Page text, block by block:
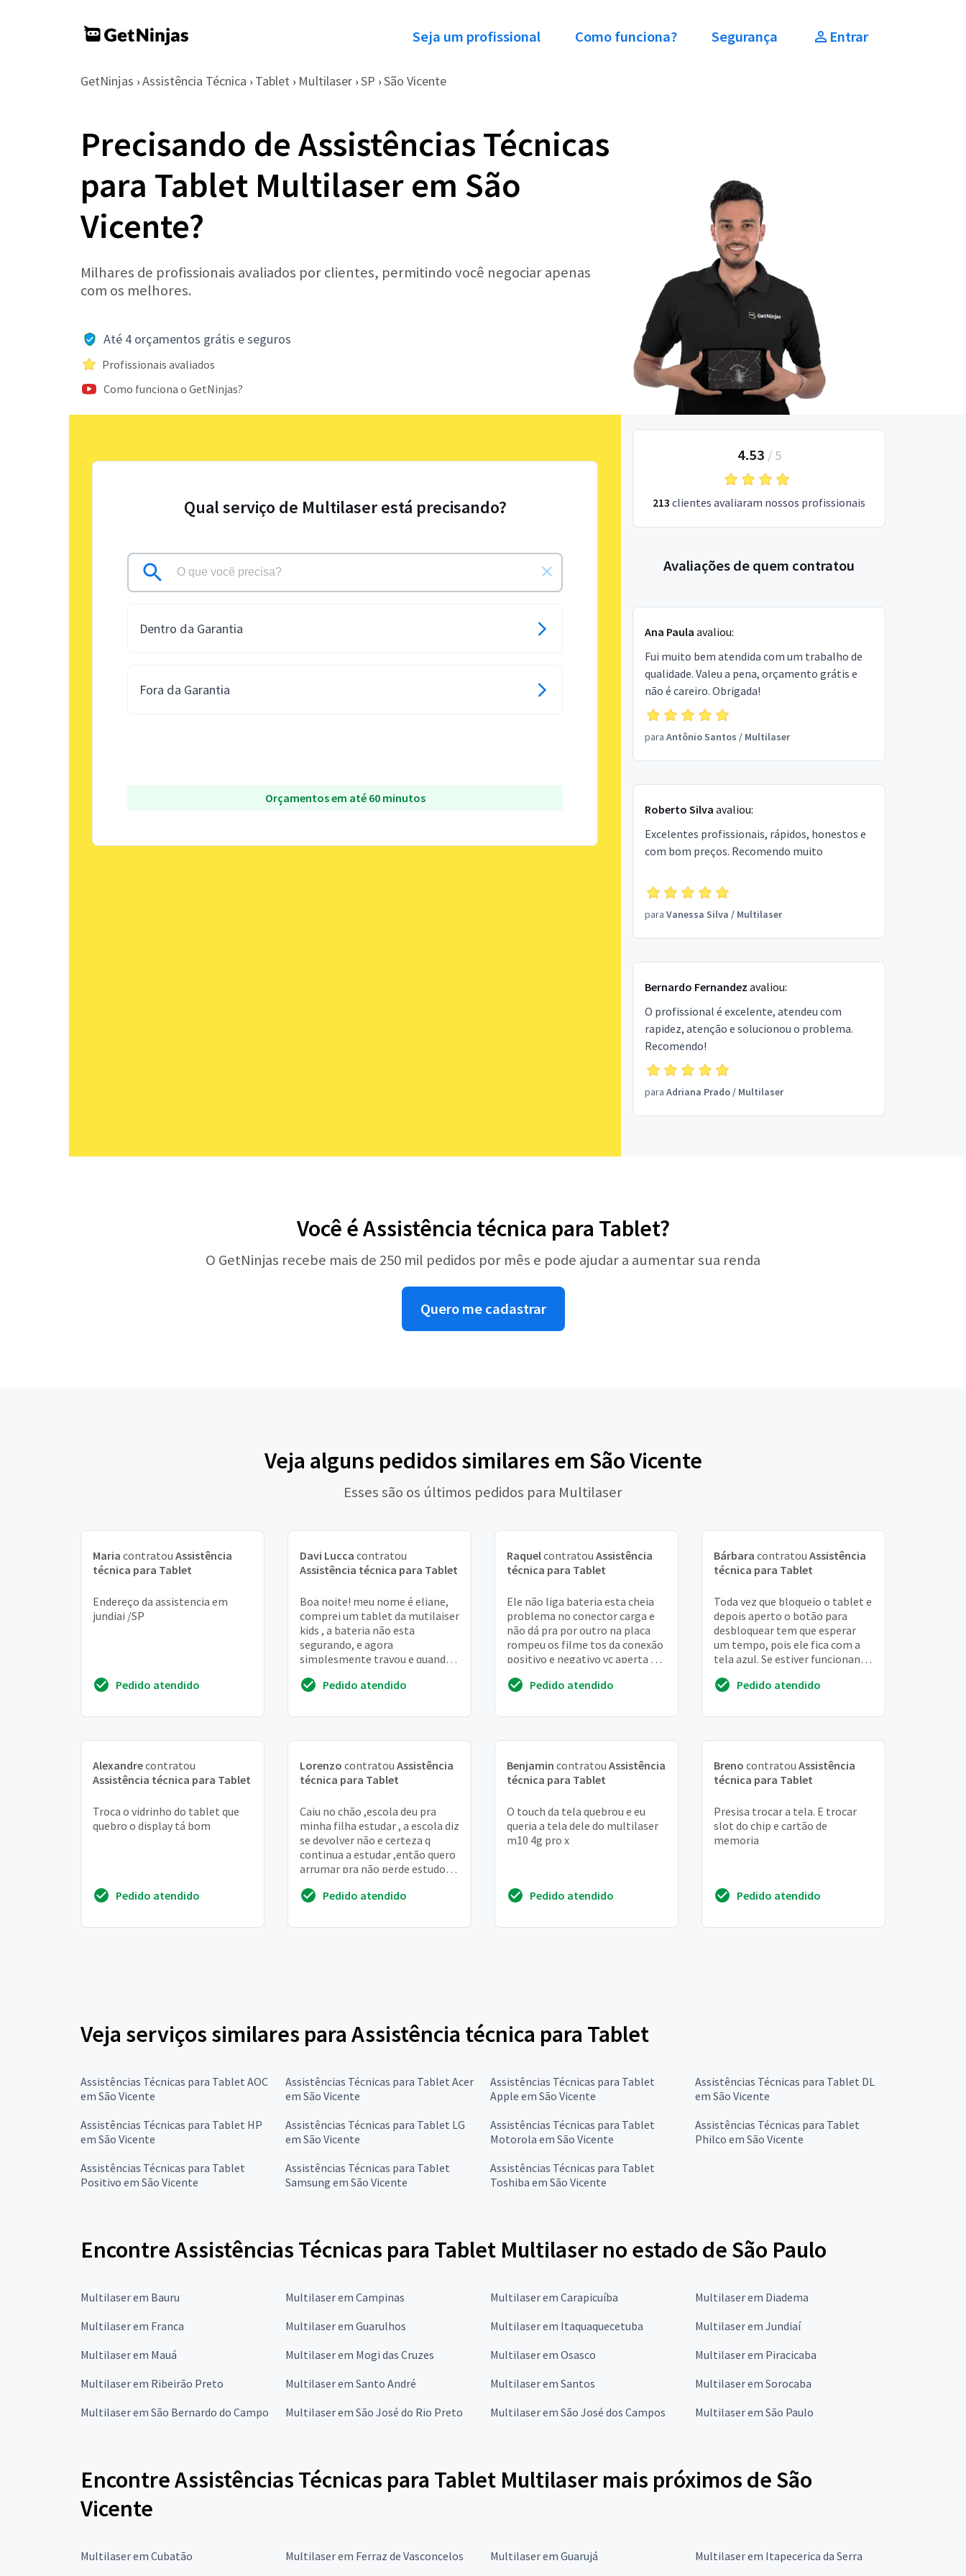
Seja um profissional Como funciona? Segurança Entrar
GetNinjas › Assistência Técnica › Tablet › Multilaser › SP › São Vicente
Precisando de Assistências Técnicas
para Tablet Multilaser em São
Vicente?
Milhares de profissionais avaliados por clientes, permitindo você negociar apenas
com os melhores.
Até 4 orçamentos grátis e seguros
Profissionais avaliados
Como funciona o GetNinjas?
Qual serviço de Multilaser está precisando?
Dentro da Garantia
Fora da Garantia
Orçamentos em até 60 minutos
4.53 / 5
213 clientes avaliaram nossos profissionais
Avaliações de quem contratou
Ana Paula avaliou:
Fui muito bem atendida com um trabalho de
qualidade. Valeu a pena, orçamento grátis e
não é careiro. Obrigada!
para Antônio Santos / Multilaser
Roberto Silva avaliou:
Excelentes profissionais, rápidos, honestos e
com bom preços. Recomendo muito
para Vanessa Silva / Multilaser
Bernardo Fernandez avaliou:
O profissional é excelente, atendeu com
rapidez, atenção e solucionou o problema.
Recomendo!
para Adriana Prado/ Multilaser
Você é Assistência técnica para Tablet?
O GetNinjas recebe mais de 250 mil pedidos por mês e pode ajudar a aumentar sua renda
Quero me cadastrar
Veja alguns pedidos similares em São Vicente
Esses são os últimos pedidos para Multilaser
Maria contratou Assistência
técnica para Tablet
Endereço da assistencia em
jundiai /SP
Pedido atendido
Davi Lucca contratou
Assistência técnica para Tablet
Boa noite! meu nome é eliane,
comprei um tablet da mutilaiser
kids , a bateria não esta
segurando, e agora
simplesmente travou e quando
sozinho. Gostaria d...
Pedido atendido
Raquelcontratou Assistência
técnica para Tablet
Ele não liga bateria esta cheia
problema no conector carga e
não dá pra por outro na placa
rompeu os filme tos da conexão
positivo e negativo vc aperta o
androi...Pedido atendido
Bárbara contratou Assistência
técnica para Tablet
Toda vez que bloqueio o tablet e
depois aperto o botão para
desbloquear tem que esperar
um tempo, pois ele fica com a
tela azul. Se estiver funcionando
que bl...Pedido atendido
Alexandrecontratou
Assistência técnica para Tablet
Troca o vidrinho do tablet que
quebro o display tá bom
Pedido atendido
Lorenzo contratou Assistência
técnica para Tablet
Caiu no chão ,escola deu pra
minha filha estudar , a escola diz
se devolver não e certeza q
continua a estudar ,então quero
arrumar pra não perde estudos
,o... Pedido atendido
Benjamin contratou Assistência
técnica para Tablet
O touch da tela quebrou e eu
queria a tela dele do multilaser
m10 4g pro x
Pedido atendido
Breno contratou Assistência
técnica para Tablet
Presisa trocar a tela. E trocar
slot do chip e cartão de
memoria
Pedido atendido
Veja serviços similares para Assistência técnica para Tablet
Assistências Técnicas para Tablet AOC
em São Vicente
Assistências Técnicas para Tablet Acer
em São Vicente
Assistências Técnicas para Tablet
Apple em São Vicente
Assistências Técnicas para Tablet DL
em São Vicente
Assistências Técnicas para Tablet HP
em São Vicente
Assistências Técnicas para Tablet LG
em São Vicente
Assistências Técnicas para Tablet
Motorola em São Vicente
Assistências Técnicas para Tablet
Philco em São Vicente
Assistências Técnicas para Tablet
Positivo em São Vicente
Assistências Técnicas para Tablet
Samsung em São Vicente
Assistências Técnicas para Tablet
Toshiba em São Vicente
Encontre Assistências Técnicas para Tablet Multilaser no estado de São Paulo
Multilaser em Bauru Multilaser em Campinas Multilaser em Carapicuíba
Multilaser em Diadema
Multilaser em Franca
Multilaser em Guarulhos Multilaser em Itaquaquecetuba
Multilaser em Jundiaí
Multilaser em Mauá
Multilaser em Mogi das Cruzes Multilaser em Osasco
Multilaser em Piracicaba
Multilaser em Ribeirão Preto
Multilaser em Santo André Multilaser em Santos
Multilaser em Sorocaba
Multilaser em São Bernardo do Campo
Multilaser em São José do Rio Preto Multilaser em São José dos Campos Multilaser em São Paulo
Encontre Assistências Técnicas para Tablet Multilaser mais próximos de São
Vicente
Multilaser em Cubatão Multilaser em Ferraz de Vasconcelos Multilaser em Guarujá Multilaser em Itapecerica da Serra